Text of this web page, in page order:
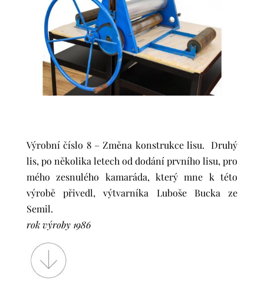
Výrobní číslo 8 – Změna konstrukce lisu. Druhý
lis, po několika letech od dodání prvního lisu, pro
mého zesnulého kamaráda, který mne k této
výrobě přivedl, výtvarníka Luboše Bucka ze
Semil.
rok výroby 1986